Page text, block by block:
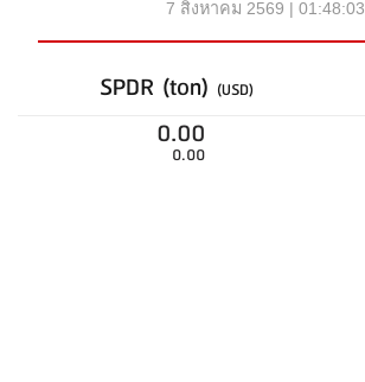
7 สิงหาคม 2569 | 01:48:03
SPDR (ton) (USD)
0.00
0.00